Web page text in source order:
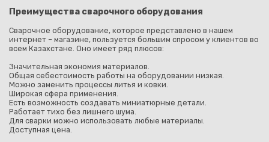
Преимущества сварочного оборудования
Сварочное оборудование, которое представлено в нашем
интернет – магазине, пользуется большим спросом у клиентов во
всем Казахстане. Оно имеет ряд плюсов:
Значительная экономия материалов.
Общая себестоимость работы на оборудовании низкая.
Можно заменить процессы литья и ковки.
Широкая сфера применения.
Есть возможность создавать миниатюрные детали.
Работает тихо без лишнего шума.
Для сварки можно использовать любые материалы.
Доступная цена.